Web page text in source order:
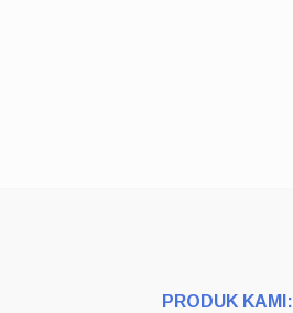
PRODUK KAMI: